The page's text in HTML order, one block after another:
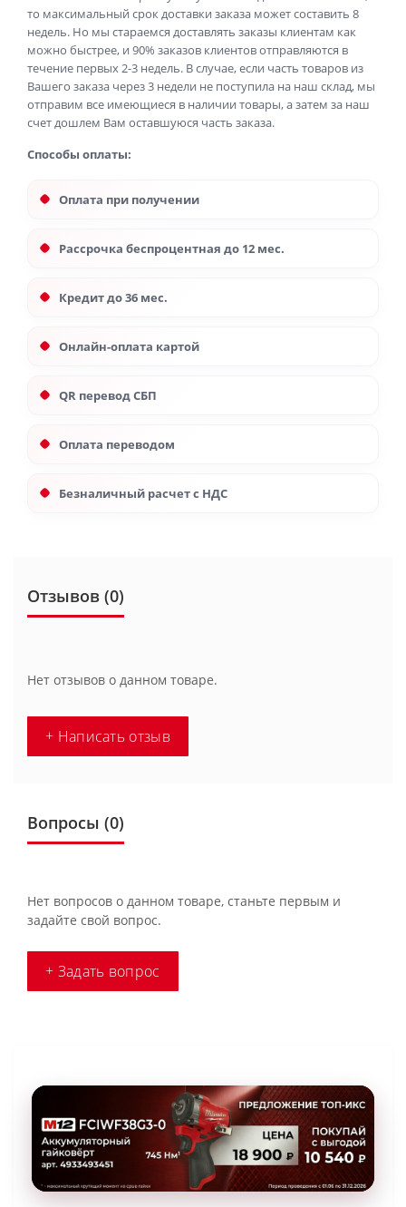
то максимальный срок доставки заказа может составить 8
недель. Но мы стараемся доставлять заказы клиентам как
можно быстрее, и 90% заказов клиентов отправляются в
течение первых 2-3 недель. В случае, если часть товаров из
Вашего заказа через 3 недели не поступила на наш склад, мы
отправим все имеющиеся в наличии товары, а затем за наш
счет дошлем Вам оставшуюся часть заказа.
Способы оплаты:
Оплата при получении
Рассрочка беспроцентная до 12 мес.
Кредит до 36 мес.
Онлайн-оплата картой
QR перевод СБП
Оплата переводом
Безналичный расчет с НДС
Отзывов (0)
Нет отзывов о данном товаре.
+ Написать отзыв
Вопросы (0)
Нет вопросов о данном товаре, станьте первым и
задайте свой вопрос.
+ Задать вопрос